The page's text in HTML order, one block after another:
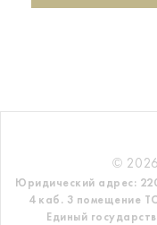
©
Юридический адрес:
4 каб. 3 помещение ТС
Единый